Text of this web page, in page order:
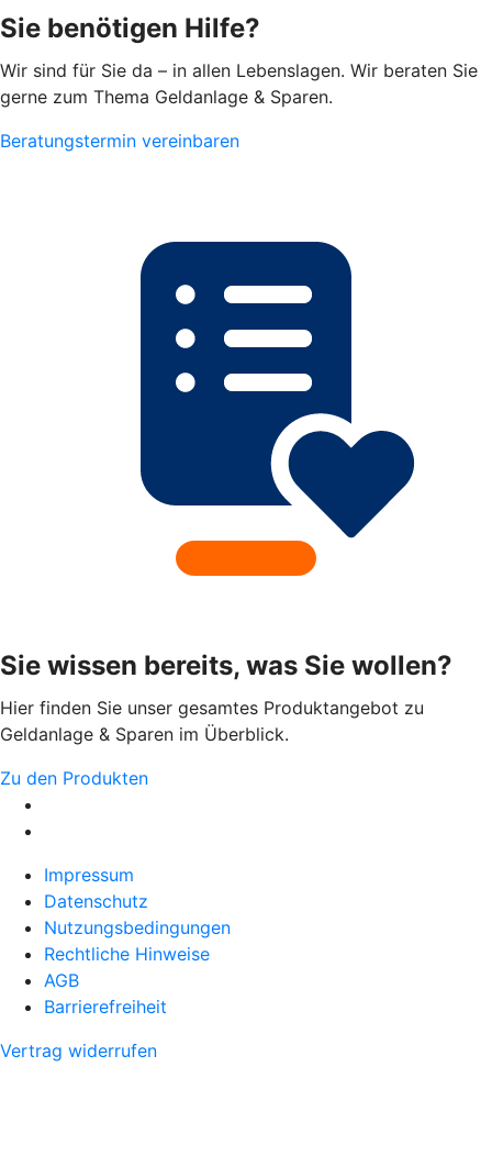
Sie benötigen Hilfe?
Wir sind für Sie da – in allen Lebenslagen. Wir beraten Sie
gerne zum Thema Geldanlage & Sparen.
Beratungstermin vereinbaren
Sie wissen bereits, was Sie wollen?
Hier finden Sie unser gesamtes Produktangebot zu
Geldanlage & Sparen im Überblick.
Zu den Produkten
Impressum
Datenschutz
Nutzungsbedingungen
Rechtliche Hinweise
AGB
Barrierefreiheit
Vertrag widerrufen